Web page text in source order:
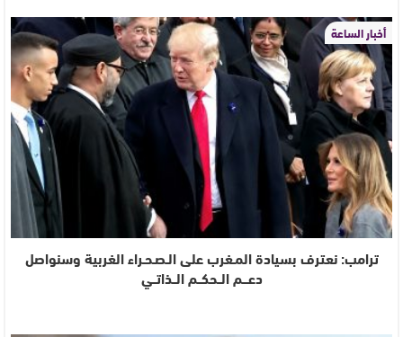
أخبار الساعة
ترامب: نعترف بسيادة المـغرب على الـصـحـراء الغربية وسنواصل
دعـــم الــحكــم الــذاتــي